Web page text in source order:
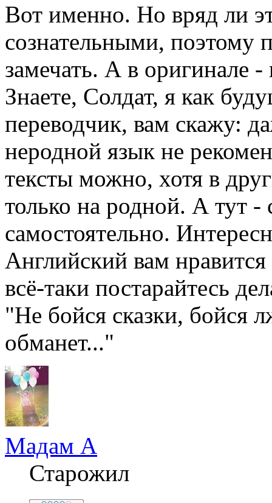
Вот именно. Но вряд ли
сознательными, поэтому
замечать. А в оригинале -
Знаете, Солдат, я как
переводчик, вам скажу:
неродной язык не
тексты можно, хотя в
только на родной. А тут -
самостоятельно.
Английский вам
всё-таки постарайтесь
"Не бойся сказки, бойся
обманет..."
Мадам А
Старожил